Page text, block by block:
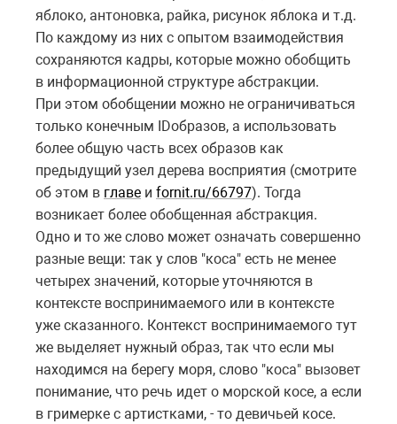
яблоко, антоновка, райка, рисунок яблока и т.д.
По каждому из них с опытом взаимодействия
сохраняются кадры, которые можно обобщить
в информационной структуре абстракции.
При этом обобщении можно не ограничиваться
только конечным IDобразов, а использовать
более общую часть всех образов как
предыдущий узел дерева восприятия (смотрите
об этом в главе и fornit.ru/66797). Тогда
возникает более обобщенная абстракция.
Одно и то же слово может означать совершенно
разные вещи: так у слов "коса" есть не менее
четырех значений, которые уточняются в
контексте воспринимаемого или в контексте
уже сказанного. Контекст воспринимаемого тут
же выделяет нужный образ, так что если мы
находимся на берегу моря, слово "коса" вызовет
понимание, что речь идет о морской косе, а если
в гримерке с артистками, - то девичьей косе.